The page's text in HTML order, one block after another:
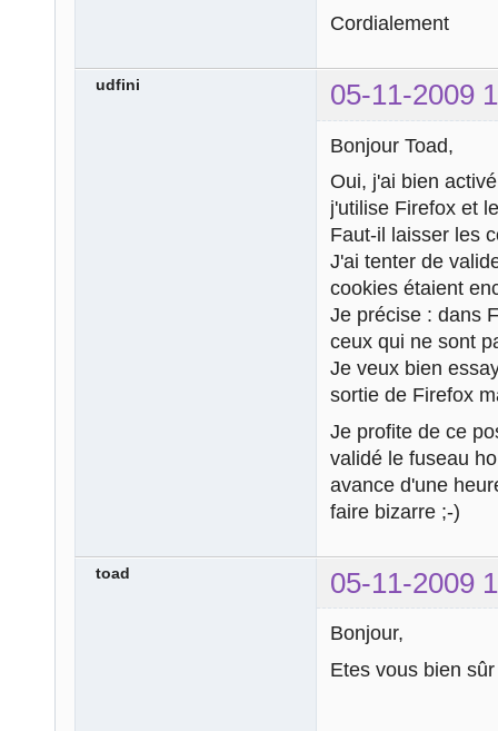
Cordialement
udfini 05-11-2009
Bonjour Toad,
Oui, j'ai bien
j'utilise Firefox et
Faut-il laisser les
J'ai tenter de
cookies étaient
Je précise : dans
ceux qui ne sont
Je veux bien
sortie de Firefox
Je profite de ce
validé le fuseau
avance d'une
faire bizarre ;-)
toad 05-11-2009
Bonjour,
Etes vous bien